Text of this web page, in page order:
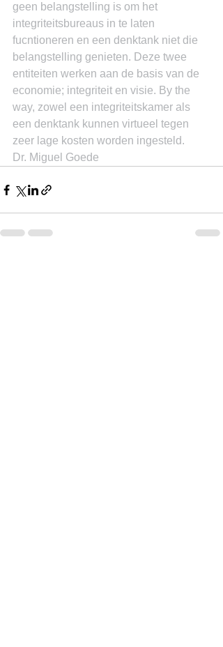
geen belangstelling is om het
integriteitsbureaus in te laten
fucntioneren en een denktank niet die
belangstelling genieten. Deze twee
entiteiten werken aan de basis van de
economie; integriteit en visie. By the
way, zowel een integriteitskamer als
een denktank kunnen virtueel tegen
zeer lage kosten worden ingesteld.
Dr. Miguel Goede